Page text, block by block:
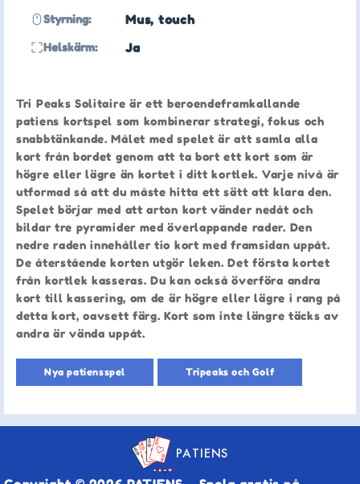
Styrning: Mus, touch
Helskärm: Ja
Tri Peaks Solitaire är ett beroendeframkallande
patiens kortspel som kombinerar strategi, fokus och
snabbtänkande. Målet med spelet är att samla alla
kort från bordet genom att ta bort ett kort som är
högre eller lägre än kortet i ditt kortlek. Varje nivå är
utformad så att du måste hitta ett sätt att klara den.
Spelet börjar med att arton kort vänder nedåt och
bildar tre pyramider med överlappande rader. Den
nedre raden innehåller tio kort med framsidan uppåt.
De återstående korten utgör leken. Det första kortet
från kortlek kasseras. Du kan också överföra andra
kort till kassering, om de är högre eller lägre i rang på
detta kort, oavsett färg. Kort som inte längre täcks av
andra är vända uppåt.
Nya patiensspel Tripeaks och Golf
PATIENS